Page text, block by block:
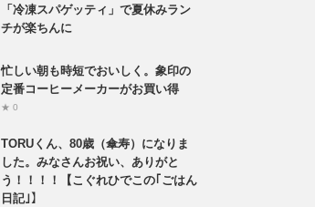
「冷凍スパゲッティ」で夏休みラン
チが楽ちんに
忙しい朝も時短でおいしく。象印の
定番コーヒーメーカーがお買い得
★ 0
TORUくん、80歳（傘寿）になりま
した。みなさんお祝い、ありがと
う！！！！【こぐれひでこの｢ごはん
日記｣】